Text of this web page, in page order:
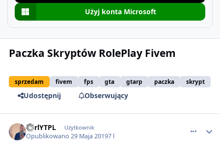
Użyj konta Microsoft
Paczka Skryptów RolePlay Fivem
sprzedam fivem fps gta gtarp paczka skrypt
Udostępnij Obserwujący
CarlYTPL Użytkownik
Opublikowano29 Maja 20197 l